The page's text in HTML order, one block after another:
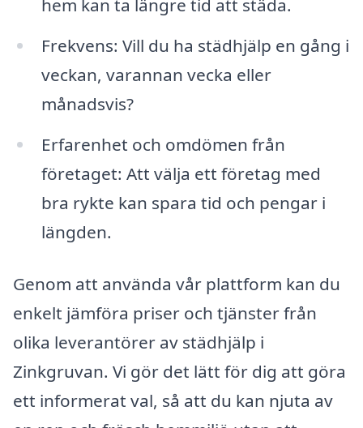
hem kan ta längre tid att städa.
Frekvens: Vill du ha städhjälp en gång i
veckan, varannan vecka eller
månadsvis?
Erfarenhet och omdömen från
företaget: Att välja ett företag med
bra rykte kan spara tid och pengar i
längden.
Genom att använda vår plattform kan du
enkelt jämföra priser och tjänster från
olika leverantörer av städhjälp i
Zinkgruvan. Vi gör det lätt för dig att göra
ett informerat val, så att du kan njuta av